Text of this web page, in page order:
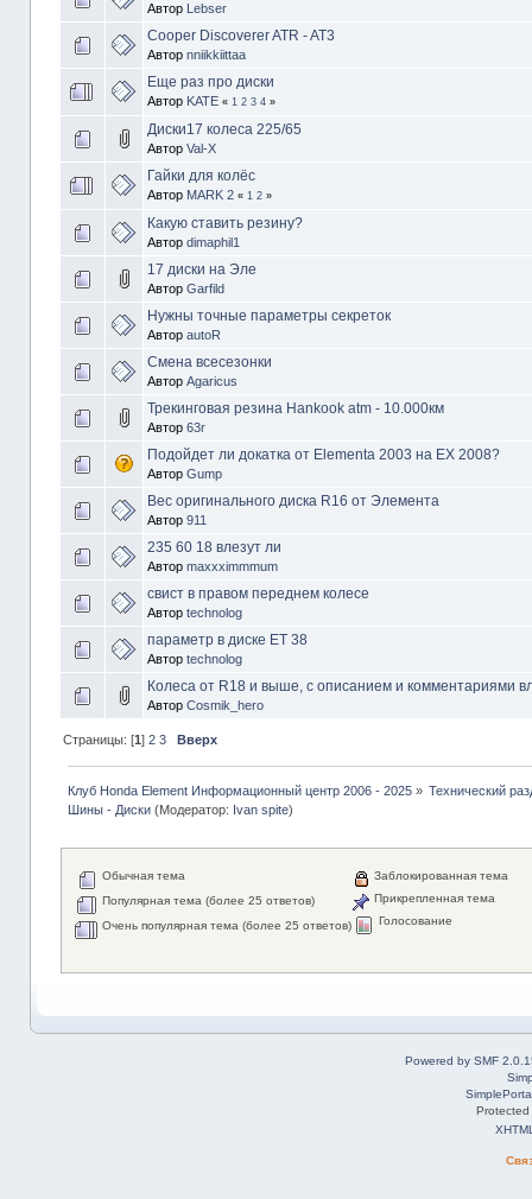
Автор Lebser
Cooper Discoverer ATR - AT3
Автор nniikkiittaa
Еще раз про диски
Автор KATE « 1 2 3 4»
Диски17 колеса 225/65
Автор Val-X
Гайки для колёс
Автор MARK 2 « 1 2»
Какую ставить резину?
Автор dimaphil1
17 диски на Эле
Автор Garfild
Нужны точные параметры секреток
Автор autoR
Смена всесезонки
Автор Agaricus
Трекинговая резина Hankook atm - 10.000км
Автор 63r
Подойдет ли докатка от Elementa 2003 на EX 2008?
Автор Gump
Вес оригинального диска R16 от Элемента
Автор 911
235 60 18 влезут ли
Автор maxxximmmum
свист в правом переднем колесе
Автор technolog
параметр в диске ET 38
Автор technolog
Колеса от R18 и выше, с описанием и комментариями
Автор Cosmik_hero
Страницы: [1] 2 3 Вверх
Клуб Honda Element Информационный центр 2006 - 2025» Технический
Шины - Диски(Модератор: Ivan spite)
Обычная тема
Популярная тема (более 25 ответов)
Очень популярная тема (более 25 ответов)
Заблокированная тема
Прикрепленная тема
Голосование
Powered by SMF